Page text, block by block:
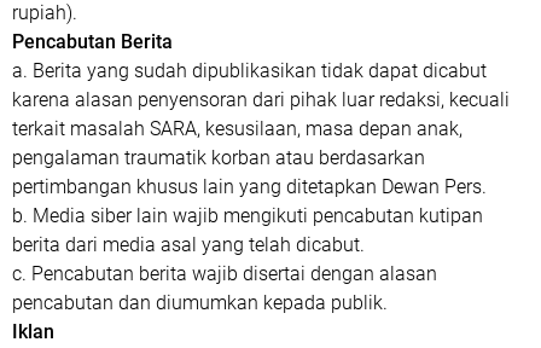
rupiah).
Pencabutan Berita
a. Berita yang sudah dipublikasikan tidak dapat dicabut
karena alasan penyensoran dari pihak luar redaksi, kecuali
terkait masalah SARA, kesusilaan, masa depan anak,
pengalaman traumatik korban atau berdasarkan
pertimbangan khusus lain yang ditetapkan Dewan Pers.
b. Media siber lain wajib mengikuti pencabutan kutipan
berita dari media asal yang telah dicabut.
c. Pencabutan berita wajib disertai dengan alasan
pencabutan dan diumumkan kepada publik.
Iklan